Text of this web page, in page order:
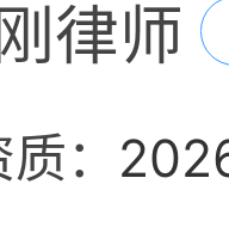
律师
：